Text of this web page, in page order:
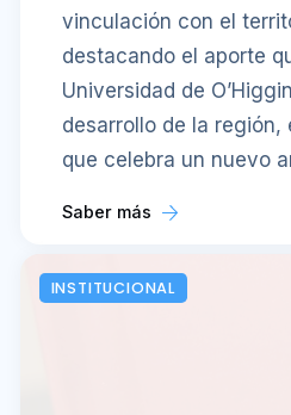
vinculación con el
destacando el aporte
Universidad de
desarrollo de la región,
que celebra un nuevo
Saber más
INSTITUCIONAL